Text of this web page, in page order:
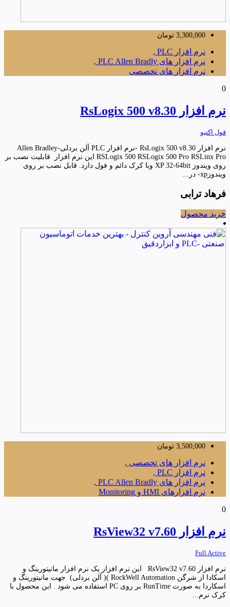
3,300,000 تومان
نرم افزار PLC ,
نرم افزار های PLC Allen Bradly ,
نرم افزار های تخصصی
0
نرم افزار RsLogix 500 v8.30
فول اکتیو
نرم افزار RsLogix 500 v8.30 -نرم افزار PLC آلن بردلی-Allen Bradley
RSLogix 500 RSLogix 500 Pro RSLinx Pro این نرم افزار قابلیت نصب بر
روی ویندوز XP 32-64bit وبا کرک دائم و فول دارد. قابل نصب بر روی
ویندوزxp- در...
فرهاد ترابی
خرید محصول
3,500,000 تومان
نرم افزار های تخصصی ,
نرم افزار PLC ,
نرم افزار های PLC Allen Bradly ,
نرم افزارهای HMI و Monitoring
0
نرم افزار RsView32 v7.60
Full Active
نرم افزار RsView32 v7.60 این نرم افزار یک نرم افزار مانیتورینگ و
اسکادا از شرگن RockWell Automation )( آلن بردلی) جهت مانیتورینگ و
اسکاردا به صورت RunTime بر روی PC استفاده می شود . این محصول با
کرک نرم...